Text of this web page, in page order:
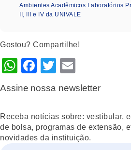
Ambientes Acadêmicos Laboratórios
II, III e IV da UNIVALE
Gostou? Compartilhe!
WhatsApp
Facebook
Twitter
Assine nossa newsletter
Receba notícias sobre: vestibular,
de bolsa, programas de extensão,
novidades da instituição.